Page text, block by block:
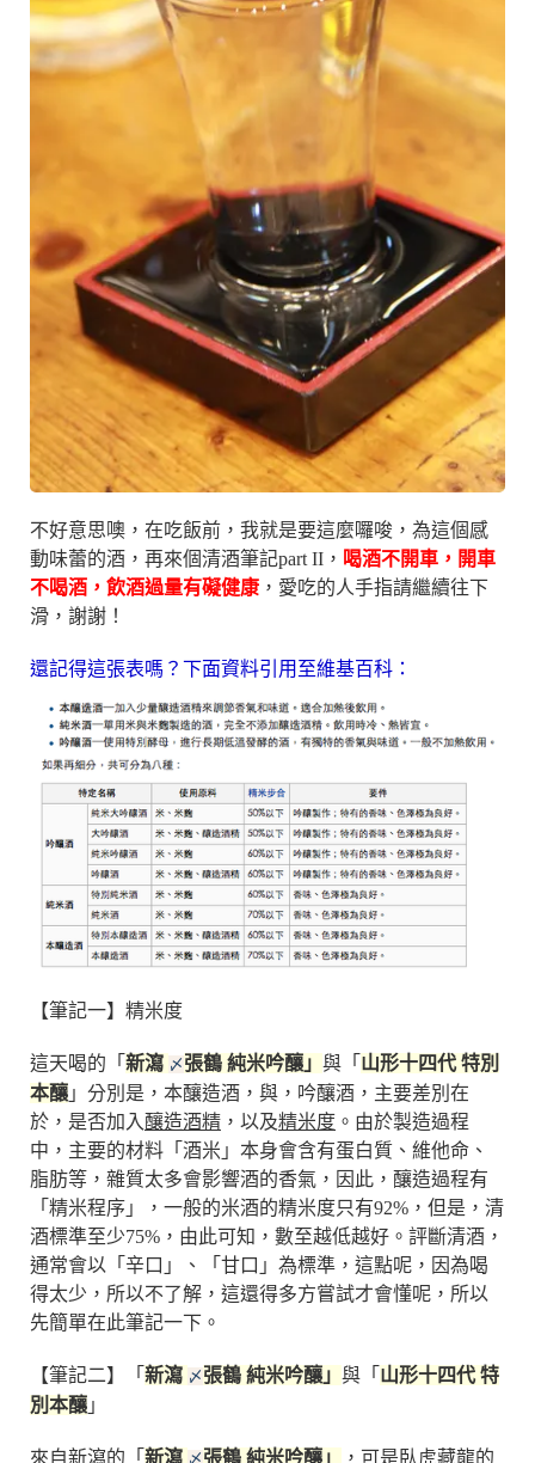
不好意思噢，在吃飯前，我就是要這麼囉唆，為這個感
動味蕾的酒，再來個清酒筆記part II， 喝酒不開車，開車
不喝酒，飲酒過量有礙健康 ，愛吃的人手指請繼續往下
滑，謝謝！
還記得這張表嗎？下面資料引用至維基百科：
【筆記一】精米度
這天喝的「 新瀉 〆 張鶴 純米吟釀」 與「 山形十四代 特別
本釀 」分別是，本釀造酒，與，吟釀酒，主要差別在
於，是否加入 釀造酒精 ，以及精米度 。由於製造過程
中，主要的材料「酒米」本身會含有蛋白質、維他命、
脂肪等，雜質太多會影響酒的香氣，因此，釀造過程有
「精米程序」，一般的米酒的精米度只有92%，但是，清
酒標準至少75%，由此可知，數至越低越好。評斷清酒，
通常會以「辛口」、「甘口」為標準，這點呢，因為喝
得太少，所以不了解，這還得多方嘗試才會懂呢，所以
先簡單在此筆記一下。
【筆記二】「 新瀉 〆 張鶴 純米吟釀」 與「 山形十四代 特
別本釀 」
來自新瀉的「 新瀉 〆 張鶴 純米吟釀」 ，可是臥虎藏龍的